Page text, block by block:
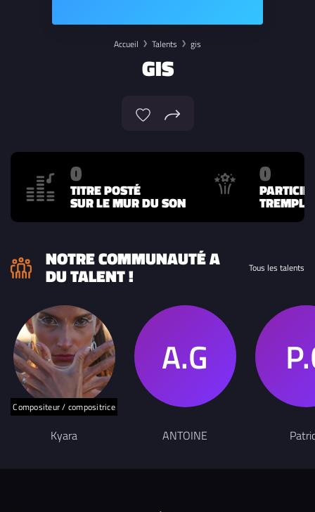
Accueil Talents gis
GIS
0
TITRE POSTÉ
SUR LE MUR DU SON
0
NOTRE COMMUNAUTÉ A
DU TALENT ! Tous les talents
Compositeur / compositrice
Kyara ANTOINE